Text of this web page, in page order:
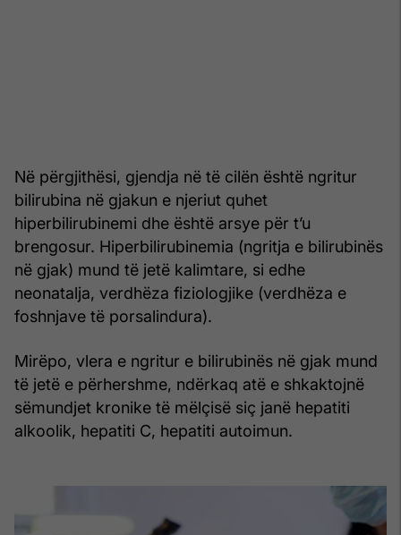
Në përgjithësi, gjendja në të cilën është ngritur
bilirubina në gjakun e njeriut quhet
hiperbilirubinemi dhe është arsye për t’u
brengosur. Hiperbilirubinemia (ngritja e bilirubinës
në gjak) mund të jetë kalimtare, si edhe
neonatalja, verdhëza fiziologjike (verdhëza e
foshnjave të porsalindura).
Mirëpo, vlera e ngritur e bilirubinës në gjak mund
të jetë e përhershme, ndërkaq atë e shkaktojnë
sëmundjet kronike të mëlçisë siç janë hepatiti
alkoolik, hepatiti C, hepatiti autoimun.